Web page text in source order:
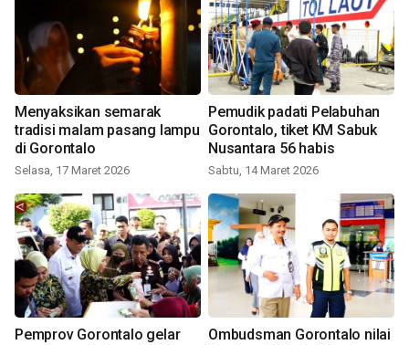
Menyaksikan semarak
tradisi malam pasang lampu
di Gorontalo
Selasa, 17 Maret 2026
Pemudik padati Pelabuhan
Gorontalo, tiket KM Sabuk
Nusantara 56 habis
Sabtu, 14 Maret 2026
Pemprov Gorontalo gelar
Ombudsman Gorontalo nilai